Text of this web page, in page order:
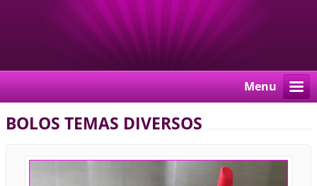
Menu
BOLOS TEMAS DIVERSOS